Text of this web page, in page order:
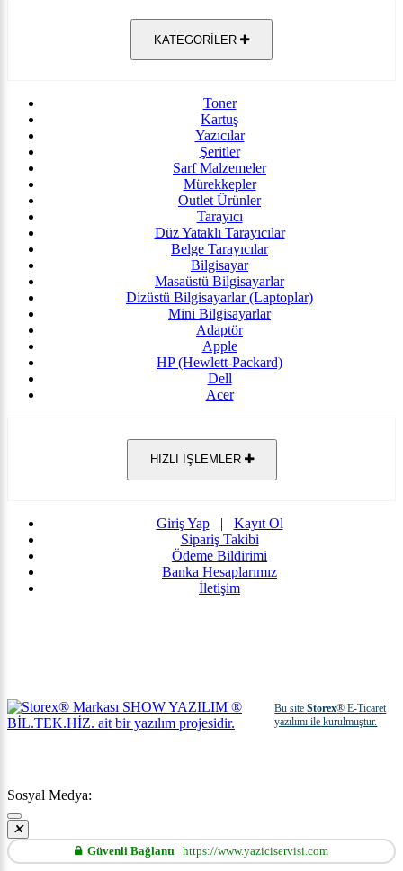
KATEGORİLER
Toner
Kartuş
Yazıcılar
Şeritler
Sarf Malzemeler
Mürekkepler
Outlet Ürünler
Tarayıcı
Düz Yataklı Tarayıcılar
Belge Tarayıcılar
Bilgisayar
Masaüstü Bilgisayarlar
Dizüstü Bilgisayarlar (Laptoplar)
Mini Bilgisayarlar
Adaptör
Apple
HP (Hewlett-Packard)
Dell
Acer
HIZLI İŞLEMLER
Giriş Yap| Kayıt Ol
Sipariş Takibi
Ödeme Bildirimi
Banka Hesaplarımız
İletişim
Bu siteStorex® E-Ticaret
yazılımı ile kurulmuştur.
Sosyal Medya:
Güvenli Bağlantı https://www.yaziciservisi.com